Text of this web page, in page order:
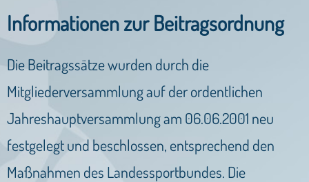
Informationen zur Beitragsordnung
Die Beitragssätze wurden durch die
Mitgliederversammlung auf der ordentlichen
Jahreshauptversammlung am 06.06.2001 neu
festgelegt und beschlossen, entsprechend den
Maßnahmen des Landessportbundes. Die